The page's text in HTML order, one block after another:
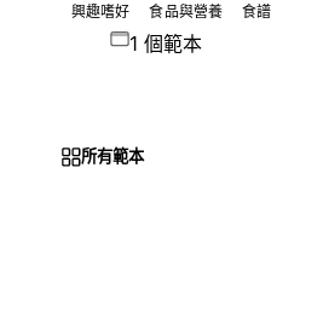
興趣嗜好 食品與營養 食譜
1 個範本
所有範本